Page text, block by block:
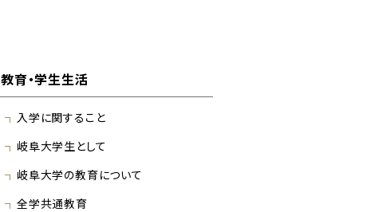
教育・学生生活
入学に関すること
岐阜大学生として
岐阜大学の教育について
全学共通教育